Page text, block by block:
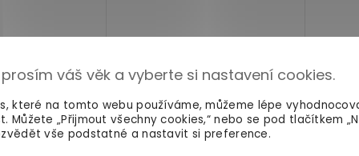
váš věk a vyberte si nastavení cookies.
které na tomto webu používáme, můžeme lépe
Můžete „Přijmout všechny cookies,“ nebo se pod tlačítkem
vše podstatné a nastavit si preference.
BeMINE100 ml
MAGNETIFICO Seduction
VZOREK, 2 ml